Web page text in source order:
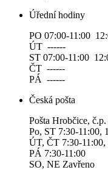
Úřední hodiny
PO 07:00-11:00
ÚT ------
ST 07:00-11:00
ČT ------
PÁ ------
Česká pošta
Pošta Hrobčice,
Po, ST 7:30-11:00,
ÚT, ČT 7:30-11:00,
PÁ 7:30-11:00
SO, NE Zavřeno